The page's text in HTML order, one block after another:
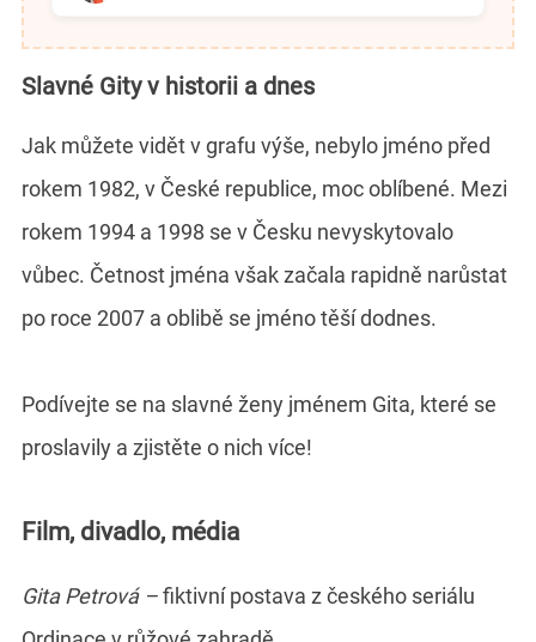
Slavné Gity v historii a dnes
Jak můžete vidět v grafu výše, nebylo jméno před
rokem 1982, v České republice, moc oblíbené. Mezi
rokem 1994 a 1998 se v Česku nevyskytovalo
vůbec. Četnost jména však začala rapidně narůstat
po roce 2007 a oblibě se jméno těší dodnes.
Podívejte se na slavné ženy jménem Gita, které se
proslavily a zjistěte o nich více!
Film, divadlo, média
Gita Petrová –fiktivní postava z českého seriálu